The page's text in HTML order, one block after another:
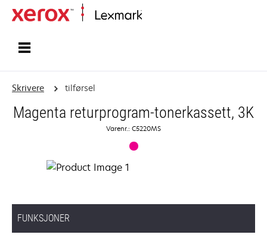
Skrivere tilførsel
Magenta returprogram-tonerkassett, 3K
Varenr.: C5220MS
FUNKSJONER